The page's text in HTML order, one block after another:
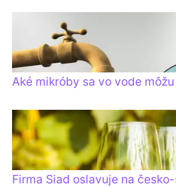
Aké mikróby sa vo vode
Firma Siad oslavuje na